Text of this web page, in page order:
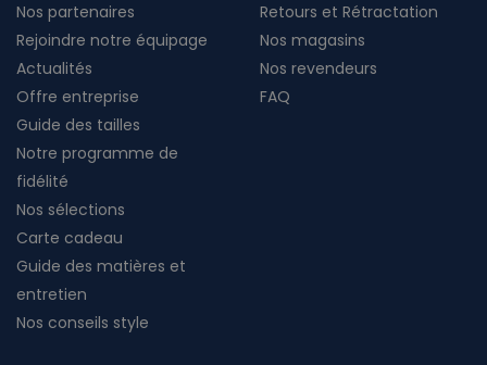
Nos partenaires
Rejoindre notre équipage
Actualités
Offre entreprise
Retours et Rétractation
Nos magasins
Nos revendeurs
FAQ
Guide des tailles
Notre programme de
fidélité
Nos sélections
Carte cadeau
Guide des matières et
entretien
Nos conseils style